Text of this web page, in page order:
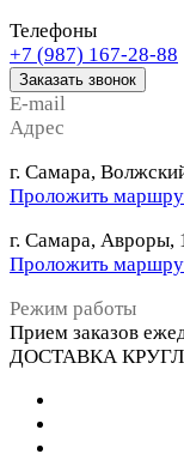
Телефоны
+7 (987) 167-28-88
Заказать звонок
E-mail
Адрес
г. Самара,
Проложить
г. Самара, Авроры,
Проложить
Режим работы
Прием заказов
ДОСТАВКА